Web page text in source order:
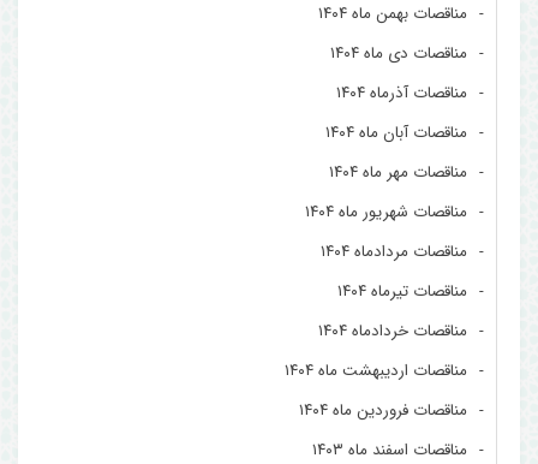
مناقصات بهمن ماه ۱۴۰۴
مناقصات دی ماه ۱۴۰۴
مناقصات آذرماه ۱۴۰۴
مناقصات آبان ماه ۱۴۰۴
مناقصات مهر ماه ۱۴۰۴
مناقصات شهریور ماه ۱۴۰۴
مناقصات مردادماه ۱۴۰۴
مناقصات تیرماه ۱۴۰۴
مناقصات خردادماه ۱۴۰۴
مناقصات اردیبهشت ماه ۱۴۰۴
مناقصات فروردین ماه ۱۴۰۴
مناقصات اسفند ماه ۱۴۰۳